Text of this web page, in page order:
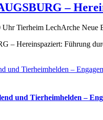
–
Tierheim LechArche Neue
– Hereinspaziert: Führung
und Tierheimhelden –
und Tierheimhelden –